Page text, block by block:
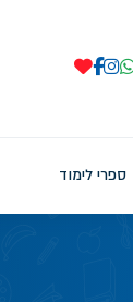
ספרי לימוד